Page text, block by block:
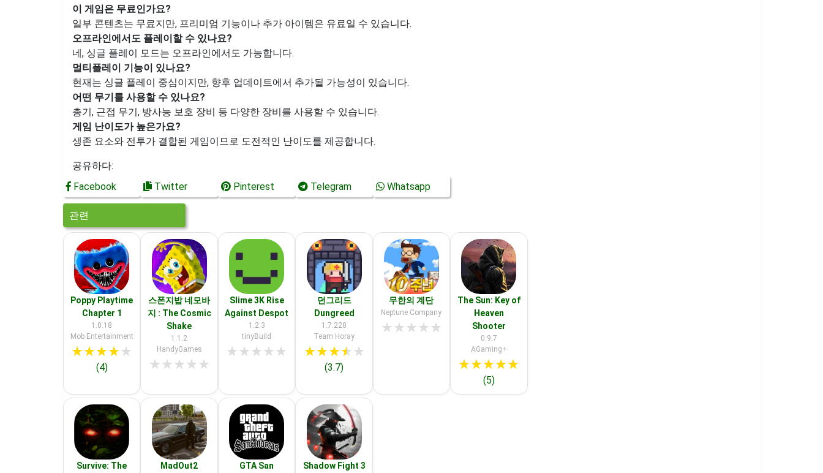
이 게임은 무료인가요?
일부 콘텐츠는 무료지만, 프리미엄 기능이나 추가 아이템은 유료일 수 있습니다.
오프라인에서도 플레이할 수 있나요?
네, 싱글 플레이 모드는 오프라인에서도 가능합니다.
멀티플레이 기능이 있나요?
현재는 싱글 플레이 중심이지만, 향후 업데이트에서 추가될 가능성이 있습니다.
어떤 무기를 사용할 수 있나요?
총기, 근접 무기, 방사능 보호 장비 등 다양한 장비를 사용할 수 있습니다.
게임 난이도가 높은가요?
생존 요소와 전투가 결합된 게임이므로 도전적인 난이도를 제공합니다.
공유하다:
Facebook
Twitter Pinterest Telegram Whatsapp
관련
Poppy Playtime
Chapter 1
1.0.18
Mob Entertainment
★★★★★
(4)
스폰지밥 네모바
지 : The Cosmic
Shake
1.1.2
HandyGames
★★★★★
Slime 3K Rise
Against Despot
1.2.3
tinyBuild
★★★★★
던그리드
Dungreed
1.7.228
Team Horay
★★★★★
(3.7)
무한의 계단
Neptune Company
★★★★★
The Sun: Key of
Heaven
Shooter
0.9.7
AGaming+
★★★★★
(5)
Survive: The
MadOut2
GTA San
Shadow Fight 3